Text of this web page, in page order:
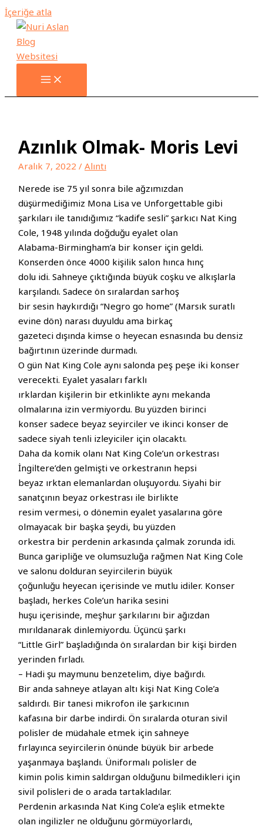
İçeriğe atla
Azınlık Olmak- Moris Levi
Aralık 7, 2022/Alıntı
Nerede ise 75 yıl sonra bile ağzımızdan
düşürmediğimiz Mona Lisa ve Unforgettable gibi
şarkıları ile tanıdığımız “kadife sesli” şarkıcı Nat King
Cole, 1948 yılında doğduğu eyalet olan
Alabama-Birmingham’a bir konser için geldi.
Konserden önce 4000 kişilik salon hınca hınç
dolu idi. Sahneye çıktığında büyük coşku ve alkışlarla
karşılandı. Sadece ön sıralardan sarhoş
bir sesin haykırdığı “Negro go home” (Marsık suratlı
evine dön) narası duyuldu ama birkaç
gazeteci dışında kimse o heyecan esnasında bu densiz
bağırtının üzerinde durmadı.
O gün Nat King Cole aynı salonda peş peşe iki konser
verecekti. Eyalet yasaları farklı
ırklardan kişilerin bir etkinlikte aynı mekanda
olmalarına izin vermiyordu. Bu yüzden birinci
konser sadece beyaz seyirciler ve ikinci konser de
sadece siyah tenli izleyiciler için olacaktı.
Daha da komik olanı Nat King Cole’un orkestrası
İngiltere’den gelmişti ve orkestranın hepsi
beyaz ırktan elemanlardan oluşuyordu. Siyahi bir
sanatçının beyaz orkestrası ile birlikte
resim vermesi, o dönemin eyalet yasalarına göre
olmayacak bir başka şeydi, bu yüzden
orkestra bir perdenin arkasında çalmak zorunda idi.
Bunca garipliğe ve olumsuzluğa rağmen Nat King Cole
ve salonu dolduran seyircilerin büyük
çoğunluğu heyecan içerisinde ve mutlu idiler. Konser
başladı, herkes Cole’un harika sesini
huşu içerisinde, meşhur şarkılarını bir ağızdan
mırıldanarak dinlemiyordu. Üçüncü şarkı
“Little Girl” başladığında ön sıralardan bir kişi birden
yerinden fırladı.
– Hadi şu maymunu benzetelim, diye bağırdı.
Bir anda sahneye atlayan altı kişi Nat King Cole’a
saldırdı. Bir tanesi mikrofon ile şarkıcının
kafasına bir darbe indirdi. Ön sıralarda oturan sivil
polisler de müdahale etmek için sahneye
fırlayınca seyircilerin önünde büyük bir arbede
yaşanmaya başlandı. Üniformalı polisler de
kimin polis kimin saldırgan olduğunu bilmedikleri için
sivil polisleri de o arada tartakladılar.
Perdenin arkasında Nat King Cole’a eşlik etmekte
olan ingilizler ne olduğunu görmüyorlardı,